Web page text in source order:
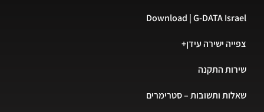
Download | G-DATA Israel
צפייה ישירה עידן+
שירות התקנה
שאלות ותשובות – סטרימרים